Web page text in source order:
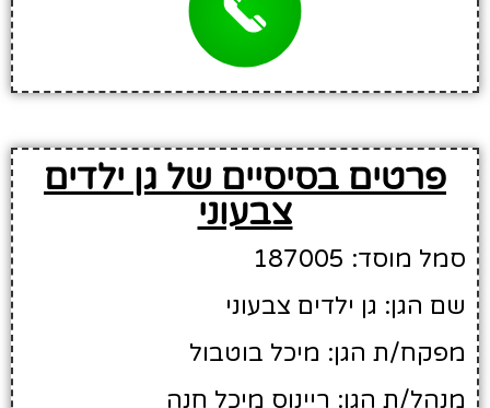
פרטים בסיסיים של גן ילדים
צבעוני
סמל מוסד: 187005
שם הגן: גן ילדים צבעוני
מפקח/ת הגן: מיכל בוטבול
מנהל/ת הגן: ריינוס מיכל חנה